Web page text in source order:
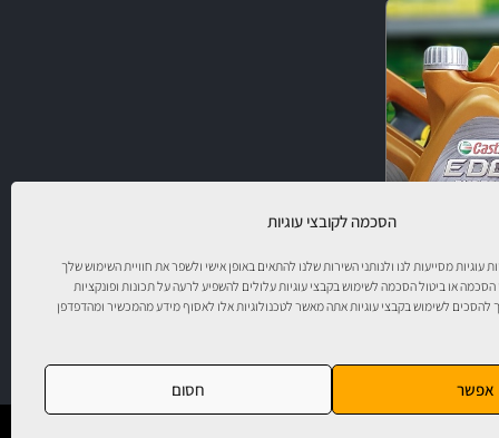
הסכמה לקובצי עוגיות
עוגיות מסייעות לנו ולנותני השירות שלנו להתאים באופן אישי ולשפר את חוויית השימוש שלך
או ביטול הסכמה לשימוש בקבצי עוגיות עלולים להשפיע לרעה על תכונות ופונקציות
לשימוש בקבצי עוגיות אתה מאשר לטכנולוגיות אלו לאסוף מידע מהמכשיר ומהדפדפן
אפשר חסום